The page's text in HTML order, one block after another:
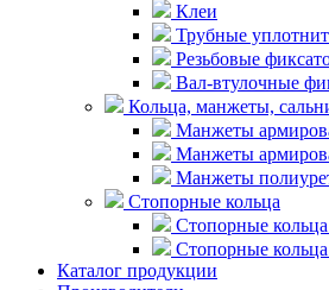
Клеи
Трубные
Резьбовые
Вал-втулочные
Кольца, манжеты,
Манжеты
Манжеты
Манжеты
Стопорные кольца
Стопорные
Стопорные
Каталог продукции